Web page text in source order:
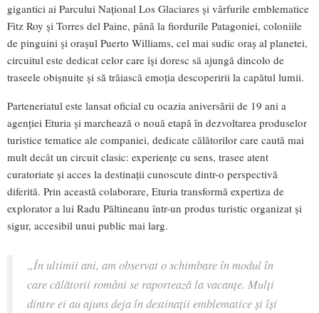
gigantici ai Parcului Național Los Glaciares și vârfurile emblematice
Fitz Roy și Torres del Paine, până la fiordurile Patagoniei, coloniile
de pinguini și orașul Puerto Williams, cel mai sudic oraș al planetei,
circuitul este dedicat celor care își doresc să ajungă dincolo de
traseele obișnuite și să trăiască emoția descoperirii la capătul lumii.
Parteneriatul este lansat oficial cu ocazia aniversării de 19 ani a
agenției Eturia și marchează o nouă etapă în dezvoltarea produselor
turistice tematice ale companiei, dedicate călătorilor care caută mai
mult decât un circuit clasic: experiențe cu sens, trasee atent
curatoriate și acces la destinații cunoscute dintr-o perspectivă
diferită. Prin această colaborare, Eturia transformă expertiza de
explorator a lui Radu Păltineanu într-un produs turistic organizat și
sigur, accesibil unui public mai larg.
„În ultimii ani, am observat o schimbare în modul în
care călătorii români se raportează la vacanțe. Mulți
dintre ei au ajuns deja în destinații emblematice și își